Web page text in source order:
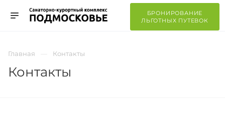
БРОНИРОВАНИЕ
ЛЬГОТНЫХ ПУТЕВОК
Главная Контакты
Контакты